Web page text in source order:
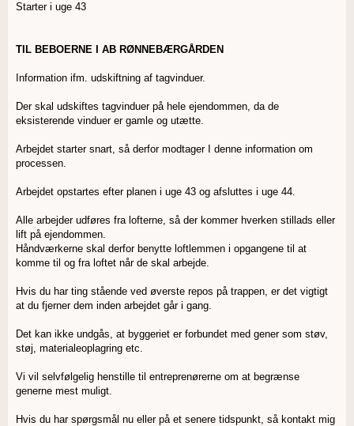
Starter i uge 43
TIL BEBOERNE I AB RØNNEBÆRGÅRDEN
Information ifm. udskiftning af tagvinduer.
Der skal udskiftes tagvinduer på hele ejendommen, da de
eksisterende vinduer er gamle og utætte.
Arbejdet starter snart, så derfor modtager I denne information om
processen.
Arbejdet opstartes efter planen i uge 43 og afsluttes i uge 44.
Alle arbejder udføres fra lofterne, så der kommer hverken stillads eller
lift på ejendommen.
Håndværkerne skal derfor benytte loftlemmen i opgangene til at
komme til og fra loftet når de skal arbejde.
Hvis du har ting stående ved øverste repos på trappen, er det vigtigt
at du fjerner dem inden arbejdet går i gang.
Det kan ikke undgås, at byggeriet er forbundet med gener som støv,
støj, materialeoplagring etc.
Vi vil selvfølgelig henstille til entreprenørerne om at begrænse
generne mest muligt.
Hvis du har spørgsmål nu eller på et senere tidspunkt, så kontakt mig